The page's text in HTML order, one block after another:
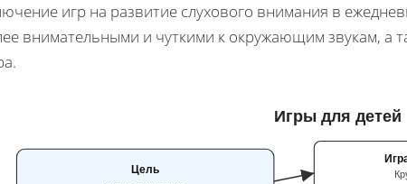
игр на развитие слухового внимания в
внимательными и чуткими к окружающим звукам, а
Игры для детей
Цель